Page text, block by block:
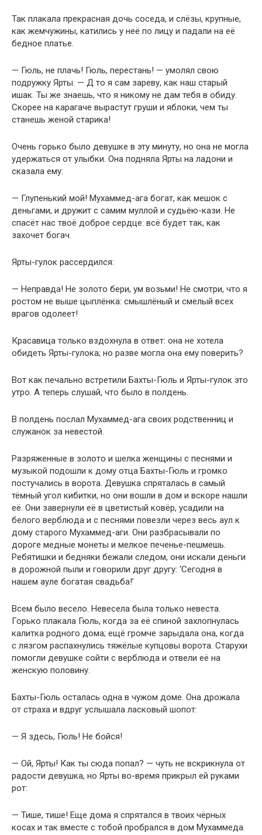
Так плакала прекрасная дочь соседа, и слёзы, крупные,
как жемчужины, катились у неё по лицу и падали на её
бедное платье.
— Гюль, не плачь! Гюль, перестань! — умолял свою
подружку Ярты. — Д то я сам зареву, как наш старый
ишак. Ты же знаешь, что я никому не дам тебя в обиду.
Скорее на карагаче вырастут груши и яблоки, чем ты
станешь женой старика!
Очень горько было девушке в эту минуту, но она не могла
удержаться от улыбки. Она подняла Ярты на ладони и
сказала ему:
— Глупенький мой! Мухаммед-ага богат, как мешок с
деньгами, и дружит с самим муллой и судьёю-кази. Не
спасёт нас твоё доброе сердце: всё будет так, как
захочет богач.
Ярты-гулок рассердился:
— Неправда! Не золото бери, ум возьми! Не смотри, что я
ростом не выше цыплёнка: смышлёный и смелый всех
врагов одолеет!
Красавица только вздохнула в ответ: она не хотела
обидеть Ярты-гулока; но разве могла она ему поверить?
Вот как печально встретили Бахты-Гюль и Ярты-гулок это
утро. А теперь слушай, что было в полдень.
В полдень послал Мухаммед-ага своих родственниц и
служанок за невестой.
Разряженные в золото и шелка женщины с песнями и
музыкой подошли к дому отца Бахты-Гюль и громко
постучались в ворота. Девушка спряталась в самый
тёмный угол кибитки, но они вошли в дом и вскоре нашли
её. Они завернули её в цветистый ковёр, усадили на
белого верблюда и с песнями повезли через весь аул к
дому старого Мухаммед-аги. Они разбрасывали по
дороге медные монеты и мелкое печенье-пешмешь.
Ребятишки и бедняки бежали следом, они искали деньги
в дорожной пыли и говорили друг другу: ‘Сегодня в
нашем ауле богатая свадьба!’
Всем было весело. Невесела была только невеста.
Горько плакала Гюль, когда за её спиной захлопнулась
калитка родного дома; ещё громче зарыдала она, когда
с лязгом распахнулись тяжёлые купцовы ворота. Старухи
помогли девушке сойти с верблюда и отвели её на
женскую половину.
Бахты-Гюль осталась одна в чужом доме. Она дрожала
от страха и вдруг услышала ласковый шопот:
— Я здесь, Гюль! Не бойся!
— Ой, Ярты! Как ты сюда попал? — чуть не вскрикнула от
радости девушка, но Ярты во-время прикрыл ей руками
рот:
— Тише, тише! Еще дома я спрятался в твоих чёрных
косах и так вместе с тобой пробрался в дом Мухаммеда.